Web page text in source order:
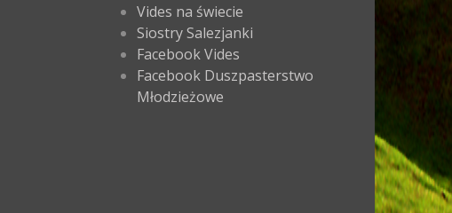
Vides na świecie
Siostry Salezjanki
Facebook Vides
Facebook Duszpasterstwo
Młodzieżowe